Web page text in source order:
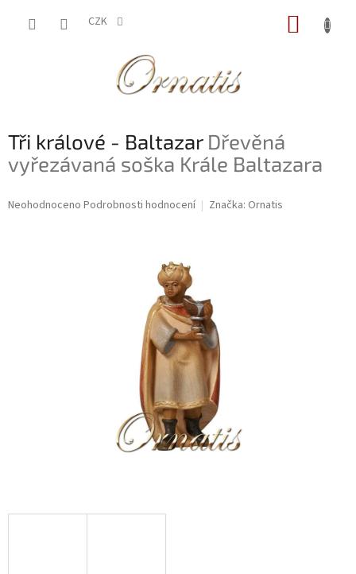
CZK
Tři králové - Baltazar Dřevěná
vyřezávaná soška Krále Baltazara
Průměrné
Neohodnoceno Podrobnosti hodnocení Značka: Ornatis